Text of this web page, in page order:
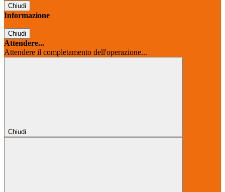
Chiudi
Informazione
Chiudi
Attendere...
Attendere il completamento dell'operazione...
Chiudi